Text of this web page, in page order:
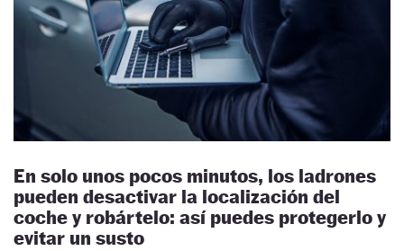
En solo unos pocos minutos, los ladrones
pueden desactivar la localización del
coche y robártelo: así puedes protegerlo y
evitar un susto